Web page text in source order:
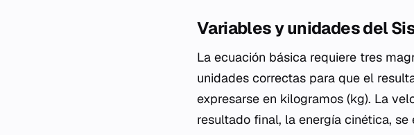
Variables y unidades del
La ecuación básica requiere tres
unidades correctas para que el
expresarse en kilogramos (kg). La
resultado final, la energía cinética,